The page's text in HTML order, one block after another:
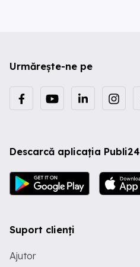
Urmărește-ne pe
Descarcă aplicația Publi24
Suport clienți
Ajutor